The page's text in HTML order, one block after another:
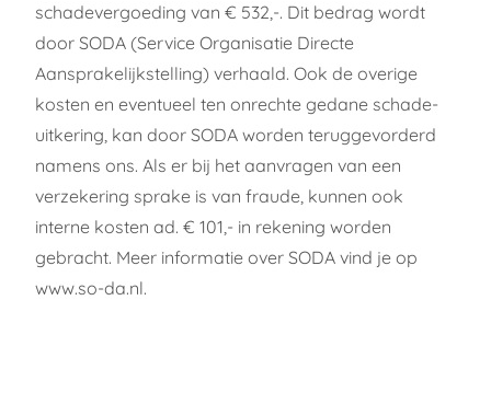
schadevergoeding van € 532,-. Dit bedrag wordt
door SODA (Service Organisatie Directe
Aansprakelijkstelling) verhaald. Ook de overige
kosten en eventueel ten onrechte gedane schade-
uitkering, kan door SODA worden teruggevorderd
namens ons. Als er bij het aanvragen van een
verzekering sprake is van fraude, kunnen ook
interne kosten ad. € 101,- in rekening worden
gebracht. Meer informatie over SODA vind je op
www.so-da.nl.